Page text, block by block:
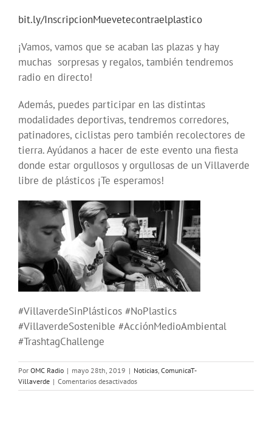
bit.ly/InscripcionMuevetecontraelplastico
¡Vamos, vamos que se acaban las plazas y hay
muchas sorpresas y regalos, también tendremos
radio en directo!
Además, puedes participar en las distintas
modalidades deportivas, tendremos corredores,
patinadores, ciclistas pero también recolectores de
tierra. Ayúdanos a hacer de este evento una fiesta
donde estar orgullosos y orgullosas de un Villaverde
libre de plásticos ¡Te esperamos!
#VillaverdeSinPlásticos #NoPlastics
#VillaverdeSostenible #AcciónMedioAmbiental
#TrashtagChallenge
Por OMC Radio | mayo 28th, 2019 | Noticias, ComunicaT-
Villaverde | Comentarios desactivadosen
Este